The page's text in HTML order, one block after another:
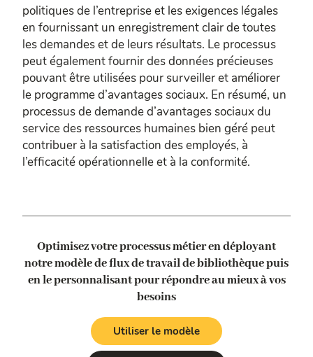
politiques de l’entreprise et les exigences légales
en fournissant un enregistrement clair de toutes
les demandes et de leurs résultats. Le processus
peut également fournir des données précieuses
pouvant être utilisées pour surveiller et améliorer
le programme d’avantages sociaux. En résumé, un
processus de demande d’avantages sociaux du
service des ressources humaines bien géré peut
contribuer à la satisfaction des employés, à
l’efficacité opérationnelle et à la conformité.
Optimisez votre processus métier en déployant
notre modèle de flux de travail de bibliothèquepuis
en le personnalisant pour répondre au mieux à vos
besoins
Utiliser le modèle